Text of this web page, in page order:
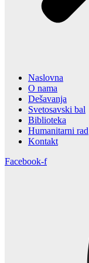
Naslovna
O nama
Dešavanja
Svetosavski bal
Biblioteka
Humanitarni rad
Kontakt
Facebook-f